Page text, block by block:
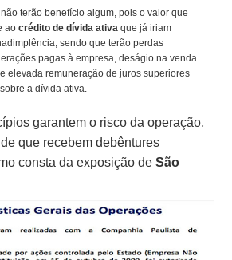
terão benefício algum, pois o valor que
aocrédito de dívida ativa que já iriam
sendo que terão perdas
pagas à empresa, deságio na venda
elevada remuneração de juros superiores
a dívida ativa.
garantem o risco da operação,
que recebem debêntures
consta da exposição deSão